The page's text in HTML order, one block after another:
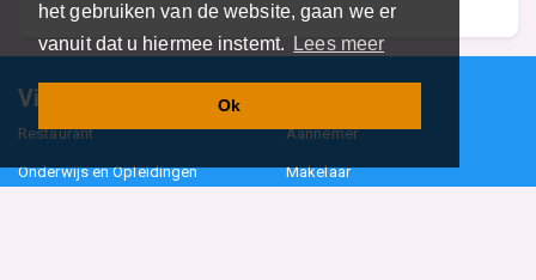
het gebruiken van de website, gaan we er
vanuit dat u hiermee instemt.
Lees meer
Ok
Vind specalisten in uw regio
Restaurant Aannemer
Onderwijs en Opleidingen Makelaar